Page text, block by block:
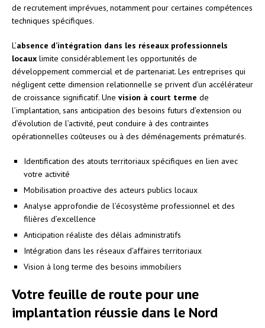
de recrutement imprévues, notamment pour certaines compétences
techniques spécifiques.
L’absence d’intégration dans les réseaux professionnels
locaux limite considérablement les opportunités de
développement commercial et de partenariat. Les entreprises qui
négligent cette dimension relationnelle se privent d’un accélérateur
de croissance significatif. Une vision à court terme de
l’implantation, sans anticipation des besoins futurs d’extension ou
d’évolution de l’activité, peut conduire à des contraintes
opérationnelles coûteuses ou à des déménagements prématurés.
Identification des atouts territoriaux spécifiques en lien avec
votre activité
Mobilisation proactive des acteurs publics locaux
Analyse approfondie de l’écosystème professionnel et des
filières d’excellence
Anticipation réaliste des délais administratifs
Intégration dans les réseaux d’affaires territoriaux
Vision à long terme des besoins immobiliers
Votre feuille de route pour une
implantation réussie dans le Nord